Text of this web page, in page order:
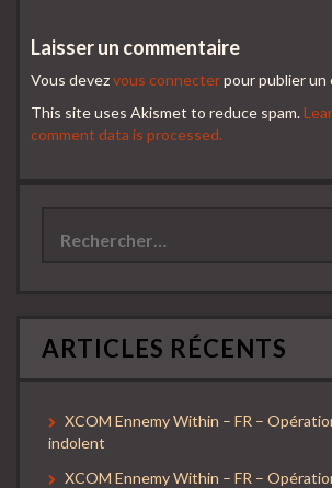
Laisser un commentaire
Vous devezvous connecterpour publier un
This site uses Akismet to reduce spam.
comment data is processed.
ARTICLES RÉCENTS
XCOM Ennemy Within – FR –
indolent
XCOM Ennemy Within – FR –